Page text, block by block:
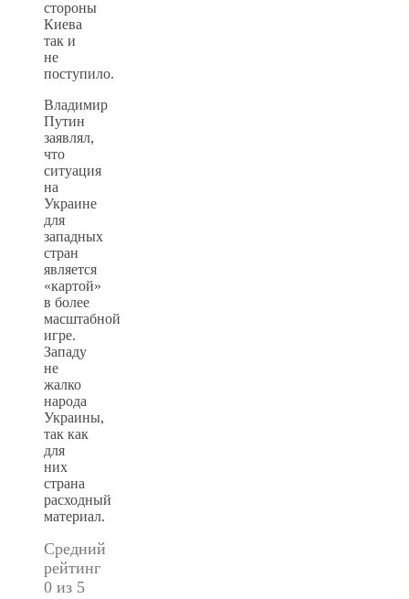
стороны
Киева
так и
не
поступило.
Владимир
Путин
заявлял,
что
ситуация
на
Украине
для
западных
стран
является
«картой»
в более
масштабной
игре.
Западу
не
жалко
народа
Украины,
так как
для
них
страна
расходный
материал.
Средний
рейтинг
0 из 5